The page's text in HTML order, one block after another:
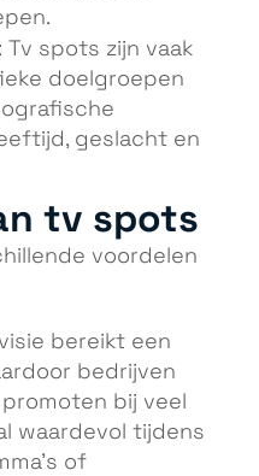
: Tv spots zijn vaak
doelgroepen
geslacht en
tv spots
voordelen
bereikt een
bedrijven
bij veel
waardevol tijdens
of